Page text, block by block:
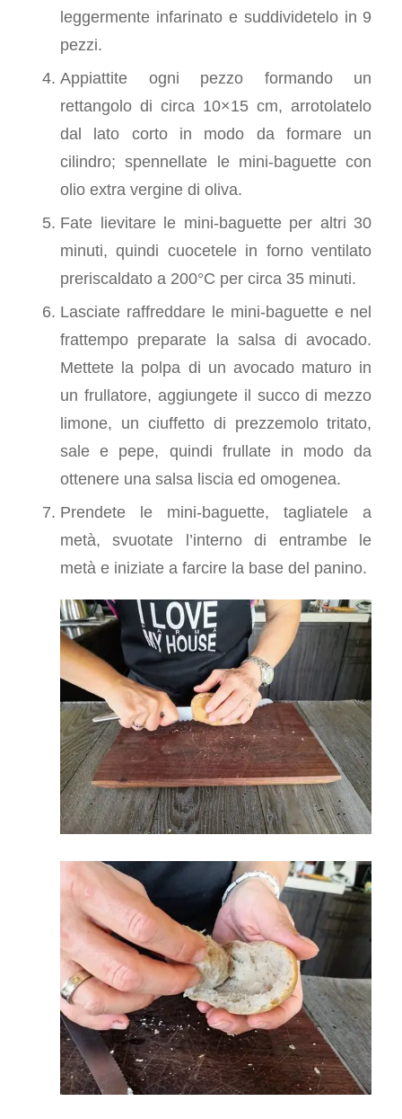
leggermente infarinato e suddividetelo in 9
pezzi.
Appiattite ogni pezzo formando un
rettangolo di circa 10×15 cm, arrotolatelo
dal lato corto in modo da formare un
cilindro; spennellate le mini-baguette con
olio extra vergine di oliva.
Fate lievitare le mini-baguette per altri 30
minuti, quindi cuocetele in forno ventilato
preriscaldato a 200°C per circa 35 minuti.
Lasciate raffreddare le mini-baguette e nel
frattempo preparate la salsa di avocado.
Mettete la polpa di un avocado maturo in
un frullatore, aggiungete il succo di mezzo
limone, un ciuffetto di prezzemolo tritato,
sale e pepe, quindi frullate in modo da
ottenere una salsa liscia ed omogenea.
Prendete le mini-baguette, tagliatele a
metà, svuotate l’interno di entrambe le
metà e iniziate a farcire la base del panino.